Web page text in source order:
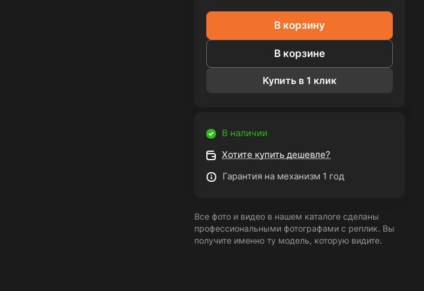
В корзину
В корзине
Купить в 1 клик
В наличии
Хотите купить дешевле?
Гарантия на механизм 1 год
Все фото и видео в нашем каталоге сделаны
профессиональными фотографами с реплик. Вы
получите именно ту модель, которую видите.